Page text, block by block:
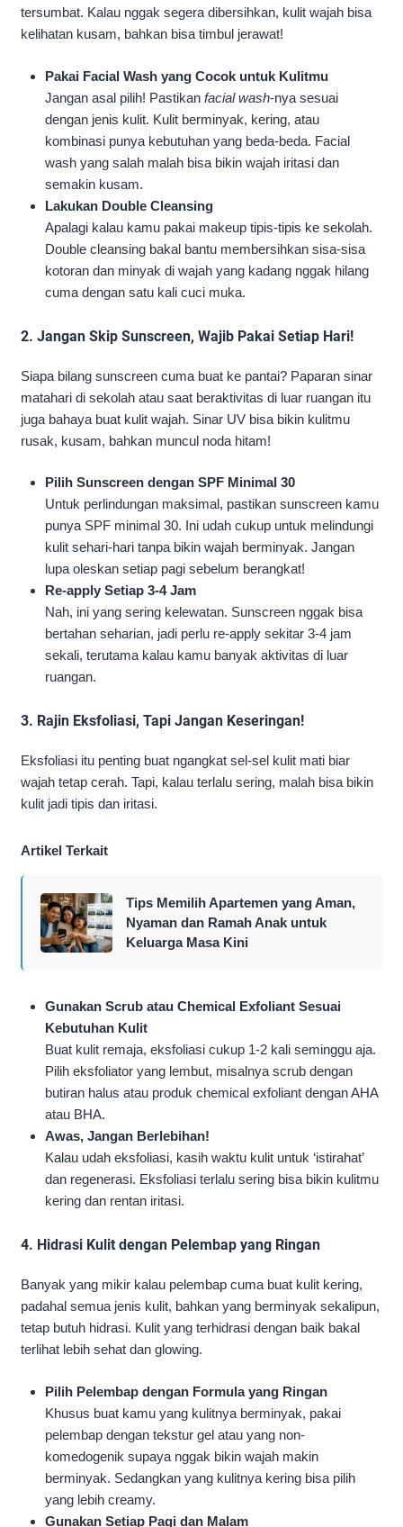
tersumbat. Kalau nggak segera dibersihkan, kulit wajah bisa
kelihatan kusam, bahkan bisa timbul jerawat!
Pakai Facial Wash yang Cocok untuk Kulitmu
Jangan asal pilih! Pastikanfacial wash-nya sesuai
dengan jenis kulit. Kulit berminyak, kering, atau
kombinasi punya kebutuhan yang beda-beda. Facial
wash yang salah malah bisa bikin wajah iritasi dan
semakin kusam.
Lakukan Double Cleansing
Apalagi kalau kamu pakai makeup tipis-tipis ke sekolah.
Double cleansing bakal bantu membersihkan sisa-sisa
kotoran dan minyak di wajah yang kadang nggak hilang
cuma dengan satu kali cuci muka.
2. Jangan Skip Sunscreen, Wajib Pakai Setiap Hari!
Siapa bilang sunscreen cuma buat ke pantai? Paparan sinar
matahari di sekolah atau saat beraktivitas di luar ruangan itu
juga bahaya buat kulit wajah. Sinar UV bisa bikin kulitmu
rusak, kusam, bahkan muncul noda hitam!
Pilih Sunscreen dengan SPF Minimal 30
Untuk perlindungan maksimal, pastikan sunscreen kamu
punya SPF minimal 30. Ini udah cukup untuk melindungi
kulit sehari-hari tanpa bikin wajah berminyak. Jangan
lupa oleskan setiap pagi sebelum berangkat!
Re-apply Setiap 3-4 Jam
Nah, ini yang sering kelewatan. Sunscreen nggak bisa
bertahan seharian, jadi perlu re-apply sekitar 3-4 jam
sekali, terutama kalau kamu banyak aktivitas di luar
ruangan.
3. Rajin Eksfoliasi, Tapi Jangan Keseringan!
Eksfoliasi itu penting buat ngangkat sel-sel kulit mati biar
wajah tetap cerah. Tapi, kalau terlalu sering, malah bisa bikin
kulit jadi tipis dan iritasi.
Artikel Terkait
Tips Memilih Apartemen yang Aman,
Nyaman dan Ramah Anak untuk
Keluarga Masa Kini
Gunakan Scrub atau Chemical Exfoliant Sesuai
Kebutuhan Kulit
Buat kulit remaja, eksfoliasi cukup 1-2 kali seminggu aja.
Pilih eksfoliator yang lembut, misalnya scrub dengan
butiran halus atau produk chemical exfoliant dengan AHA
atau BHA.
Awas, Jangan Berlebihan!
Kalau udah eksfoliasi, kasih waktu kulit untuk ‘istirahat’
dan regenerasi. Eksfoliasi terlalu sering bisa bikin kulitmu
kering dan rentan iritasi.
4. Hidrasi Kulit dengan Pelembap yang Ringan
Banyak yang mikir kalau pelembap cuma buat kulit kering,
padahal semua jenis kulit, bahkan yang berminyak sekalipun,
tetap butuh hidrasi. Kulit yang terhidrasi dengan baik bakal
terlihat lebih sehat dan glowing.
Pilih Pelembap dengan Formula yang Ringan
Khusus buat kamu yang kulitnya berminyak, pakai
pelembap dengan tekstur gel atau yang non-
komedogenik supaya nggak bikin wajah makin
berminyak. Sedangkan yang kulitnya kering bisa pilih
yang lebih creamy.
Gunakan Setiap Pagi dan Malam